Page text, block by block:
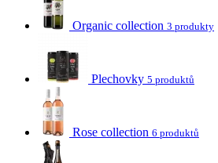
Organic collection 3 produkty
Plechovky 5 produktů
Rose collection 6 produktů